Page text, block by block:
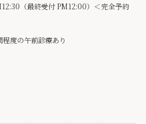
最終受付 PM12:00）＜完全予約
の午前診療あり